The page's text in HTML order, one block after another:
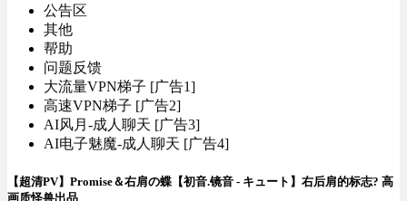
公告区
其他
帮助
问题反馈
大流量VPN梯子 [广告1]
高速VPN梯子 [广告2]
AI风月-成人聊天 [广告3]
AI电子魅魔-成人聊天 [广告4]
【超清PV】Promise＆右肩の蝶【初音.镜音 - キュート】右后肩的标志? 高
画质怪兽出品